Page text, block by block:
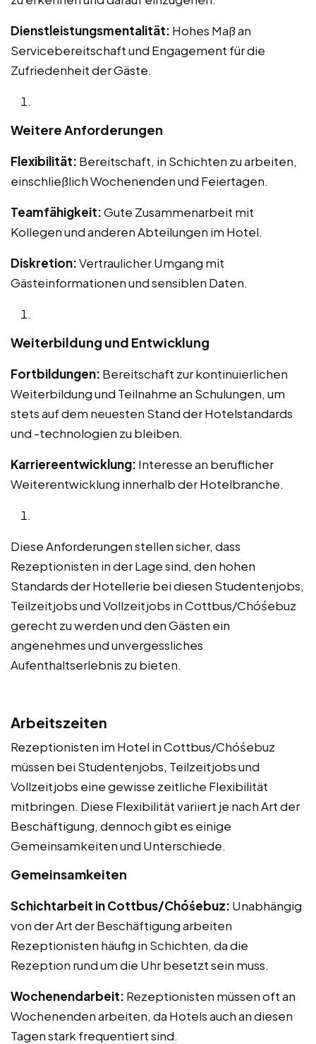
Dienstleistungsmentalität: Hohes Maß an
Servicebereitschaft und Engagement für die
Zufriedenheit der Gäste.
Weitere Anforderungen
Flexibilität: Bereitschaft, in Schichten zu arbeiten,
einschließlich Wochenenden und Feiertagen.
Teamfähigkeit:Gute Zusammenarbeit mit
Kollegen und anderen Abteilungen im Hotel.
Diskretion:Vertraulicher Umgang mit
Gästeinformationen und sensiblen Daten.
Weiterbildung und Entwicklung
Fortbildungen: Bereitschaft zur kontinuierlichen
Weiterbildung und Teilnahme an Schulungen, um
stets auf dem neuesten Stand der Hotelstandards
und -technologien zu bleiben.
Karriereentwicklung: Interesse an beruflicher
Weiterentwicklung innerhalb der Hotelbranche.
Diese Anforderungen stellen sicher, dass
Rezeptionisten in der Lage sind, den hohen
Standards der Hotellerie bei diesen Studentenjobs,
Teilzeitjobs und Vollzeitjobs in Cottbus/Chóśebuz
gerecht zu werden und den Gästen ein
angenehmes und unvergessliches
Aufenthaltserlebnis zu bieten.
Arbeitszeiten
Rezeptionisten im Hotel in Cottbus/Chóśebuz
müssen bei Studentenjobs, Teilzeitjobs und
Vollzeitjobs eine gewisse zeitliche Flexibilität
mitbringen. Diese Flexibilität variiert je nach Art der
Beschäftigung, dennoch gibt es einige
Gemeinsamkeiten und Unterschiede.
Gemeinsamkeiten
Schichtarbeit in Cottbus/Chóśebuz: Unabhängig
von der Art der Beschäftigung arbeiten
Rezeptionisten häufig in Schichten, da die
Rezeption rund um die Uhr besetzt sein muss.
Wochenendarbeit: Rezeptionisten müssen oft an
Wochenenden arbeiten, da Hotels auch an diesen
Tagen stark frequentiert sind.